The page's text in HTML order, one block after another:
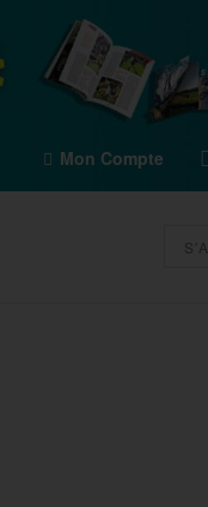
Mon Compte